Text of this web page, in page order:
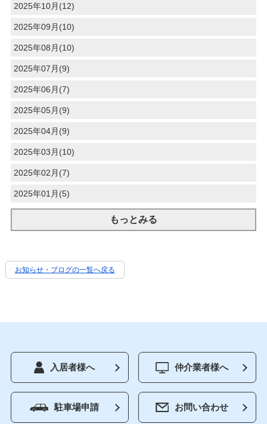
2025年10月(12)
2025年09月(10)
2025年08月(10)
2025年07月(9)
2025年06月(7)
2025年05月(9)
2025年04月(9)
2025年03月(10)
2025年02月(7)
2025年01月(5)
もっとみる
お知らせ・ブログの一覧へ戻る
入居者様へ 仲介業者様へ
駐車場申請 お問い合わせ